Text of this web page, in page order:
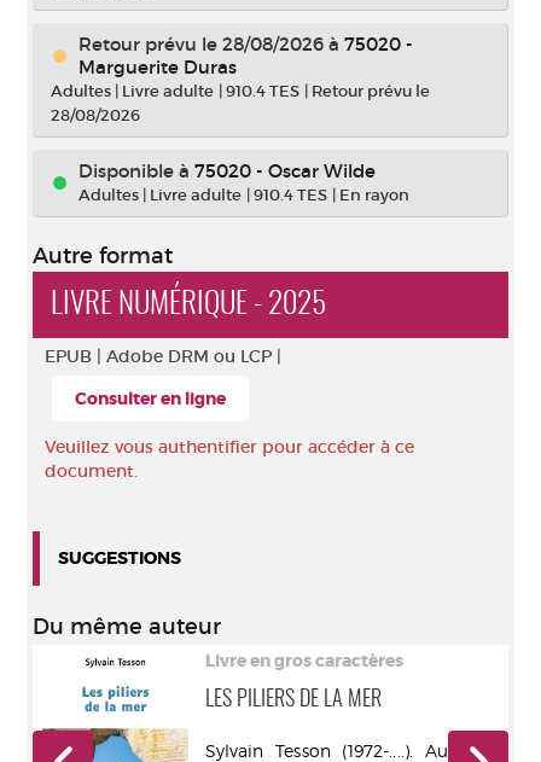
Retour prévu le 28/08/2026 à 75020 -
Marguerite Duras
Adultes | Livre adulte |910.4 TES | Retour prévu le
28/08/2026
Disponible à 75020 - Oscar Wilde
Adultes | Livre adulte |910.4 TES | En rayon
Autre format
LIVRE NUMÉRIQUE - 2025
EPUB | Adobe DRM ou LCP |
Consulter en ligne
Veuillez vous authentifier pour accéder à ce
document.
SUGGESTIONS
Du même auteur
Livre en gros caractères
LES PILIERS DE LA MER
Sylvain Tesson (1972-....). Auteur -